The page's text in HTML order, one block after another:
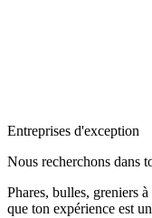
Entreprises d'exception
Nous recherchons dans
Phares, bulles, greniers
que ton expérience est